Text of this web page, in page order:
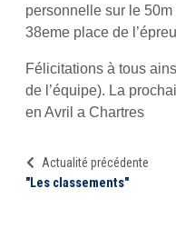
personnelle sur le
38eme place de
Félicitations à tous
de l’équipe). La
en Avril a Chartres
Actualité précédente
"Les classements"